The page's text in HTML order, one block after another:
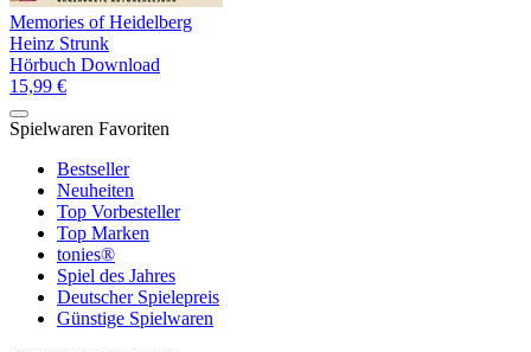
Memories of Heidelberg
Heinz Strunk
Hörbuch Download
15,99 €
Spielwaren Favoriten
Bestseller
Neuheiten
Top Vorbesteller
Top Marken
tonies®
Spiel des Jahres
Deutscher Spielepreis
Günstige Spielwaren